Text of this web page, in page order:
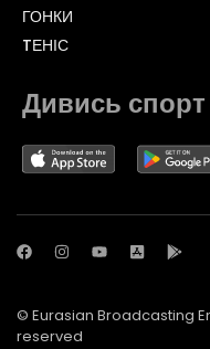
ГОНКИ
TЕНІС
Дивись
© Eurasian Broadcasting
reserved